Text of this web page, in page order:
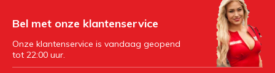
Bel met onze klantenservice
Onze klantenservice is vandaag geopend
tot 22:00 uur.